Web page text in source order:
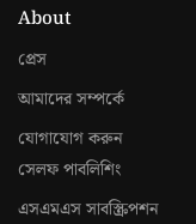
About
প্রেস
আমাদের সম্পর্কে
যোগাযোগ করুন
সেলফ পাবলিশিং
এসএমএস সাবস্ক্রিপশন